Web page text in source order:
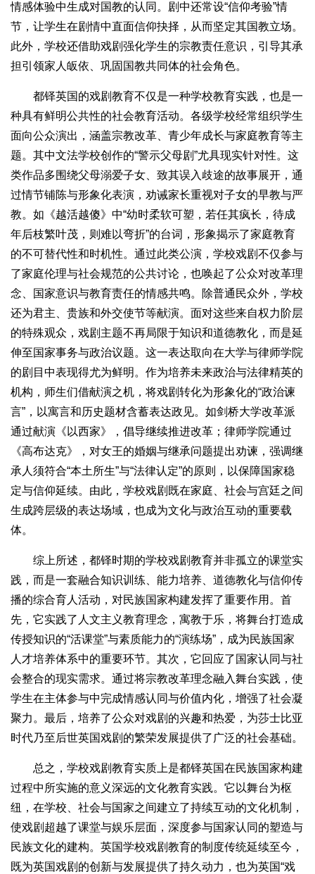
情感体验中生成对国教的认同。剧中还常设“信仰考验”情
节，让学生在剧情中直面信仰抉择，从而坚定其国教立场。
此外，学校还借助戏剧强化学生的宗教责任意识，引导其承
担引领家人皈依、巩固国教共同体的社会角色。
都铎英国的戏剧教育不仅是一种学校教育实践，也是一
种具有鲜明公共性的社会教育活动。各级学校经常组织学生
面向公众演出，涵盖宗教改革、青少年成长与家庭教育等主
题。其中文法学校创作的“警示父母剧”尤具现实针对性。这
类作品多围绕父母溺爱子女、致其误入歧途的故事展开，通
过情节铺陈与形象化表演，劝诫家长重视对子女的早教与严
教。如《越活越傻》中“幼时柔软可塑，若任其疯长，待成
年后枝繁叶茂，则难以弯折”的台词，形象揭示了家庭教育
的不可替代性和时机性。通过此类公演，学校戏剧不仅参与
了家庭伦理与社会规范的公共讨论，也唤起了公众对改革理
念、国家意识与教育责任的情感共鸣。除普通民众外，学校
还为君主、贵族和外交使节等献演。面对这些来自权力阶层
的特殊观众，戏剧主题不再局限于知识和道德教化，而是延
伸至国家事务与政治议题。这一表达取向在大学与律师学院
的剧目中表现得尤为鲜明。作为培养未来政治与法律精英的
机构，师生们借献演之机，将戏剧转化为形象化的“政治谏
言”，以寓言和历史题材含蓄表达政见。如剑桥大学改革派
通过献演《以西家》，倡导继续推进改革；律师学院通过
《高布达克》，对女王的婚姻与继承问题提出劝谏，强调继
承人须符合“本土所生”与“法律认定”的原则，以保障国家稳
定与信仰延续。由此，学校戏剧既在家庭、社会与宫廷之间
生成跨层级的表达场域，也成为文化与政治互动的重要载
体。
综上所述，都铎时期的学校戏剧教育并非孤立的课堂实
践，而是一套融合知识训练、能力培养、道德教化与信仰传
播的综合育人活动，对民族国家构建发挥了重要作用。首
先，它实践了人文主义教育理念，寓教于乐，将舞台打造成
传授知识的“活课堂”与素质能力的“演练场”，成为民族国家
人才培养体系中的重要环节。其次，它回应了国家认同与社
会整合的现实需求。通过将宗教改革理念融入舞台实践，使
学生在主体参与中完成情感认同与价值内化，增强了社会凝
聚力。最后，培养了公众对戏剧的兴趣和热爱，为莎士比亚
时代乃至后世英国戏剧的繁荣发展提供了广泛的社会基础。
总之，学校戏剧教育实质上是都铎英国在民族国家构建
过程中所实施的意义深远的文化教育实践。它以舞台为枢
纽，在学校、社会与国家之间建立了持续互动的文化机制，
使戏剧超越了课堂与娱乐层面，深度参与国家认同的塑造与
民族文化的建构。英国学校戏剧教育的制度传统延续至今，
既为英国戏剧的创新与发展提供了持久动力，也为英国“戏